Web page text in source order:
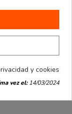
de tu negocio o
resistente y con
y cookies
vez el:14/03/2024